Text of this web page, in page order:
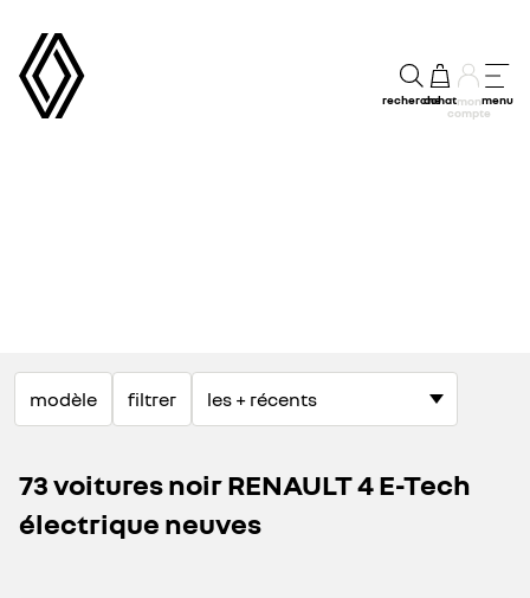
rechercheachatmon
compte
menu
modèle filtrer
73 voitures noir RENAULT 4 E-Tech
électrique neuves